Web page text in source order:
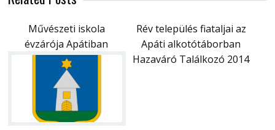
Művészeti iskola
évzárója Apátiban
Rév település fiataljai az
Apáti alkotótáborban
Hazaváró Találkozó 2014